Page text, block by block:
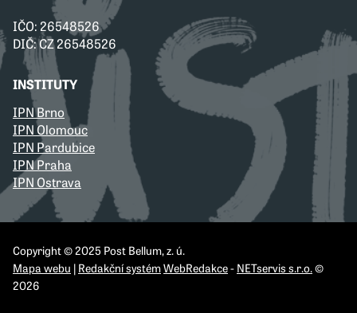
IČO: 26548526
DIČ: CZ 26548526
INSTITUTY
IPN Brno
IPN Olomouc
IPN Pardubice
IPN Praha
IPN Ostrava
Copyright © 2025 Post Bellum, z. ú.
Mapa webu | Redakční systémWebRedakce- NETservis s.r.o.©
2026